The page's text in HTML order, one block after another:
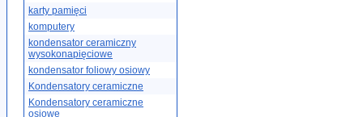
karty pamięci
komputery
kondensator ceramiczny
wysokonapięciowe
kondensator foliowy osiowy
Kondensatory ceramiczne
Kondensatory ceramiczne
osiowe